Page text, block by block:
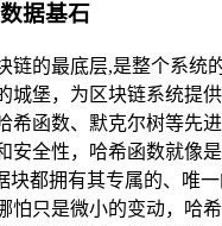
据基石
链的最底层,是整个系统
城堡，为区块链系统提供
希函数、默克尔树等先
安全性，哈希函数就像
块都拥有其专属的、唯
怕只是微小的变动，哈